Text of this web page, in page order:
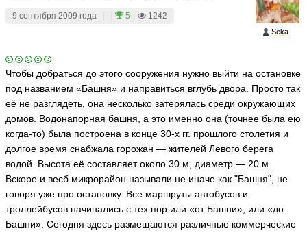
Seka
9 сентября 2009 года 5 1242
Чтобы добраться до этого сооружения нужно выйти на остановке
под названием «Башня» и направиться вглубь двора. Просто так
её не разглядеть, она несколько затерялась среди окружающих
домов. Водонапорная башня, а это именно она (точнее была ею
когда-то) была построена в конце 30-х гг. прошлого столетия и
долгое время снабжала горожан — жителей Левого берега
водой. Высота её составляет около 30 м, диаметр — 20 м.
Вскоре и весб микрорайон называли не иначе как "Башня", не
говоря уже про остановку. Все маршруты автобусов и
троллейбусов начинались с тех пор или «от Башни», или «до
Башни». Сегодня здесь размещаются различные коммерческие